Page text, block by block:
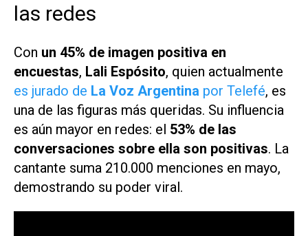
las redes
Con un 45% de imagen positiva en
encuestas, Lali Espósito, quien actualmente
es jurado de La Voz Argentina por Telefé, es
una de las figuras más queridas. Su influencia
es aún mayor en redes: el 53% de las
conversaciones sobre ella son positivas. La
cantante suma 210.000 menciones en mayo,
demostrando su poder viral.